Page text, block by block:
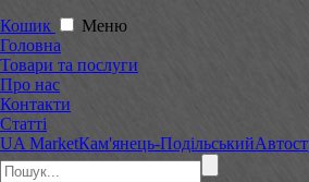
Кошик
Меню
Головна
Товари та послуги
Про нас
Контакти
Статті
UA MarketКам'янець-Подільський